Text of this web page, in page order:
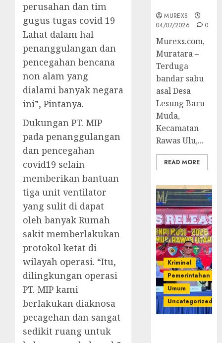
perusahan dan tim
gugus tugas covid 19
Lahat dalam hal
penanggulangan dan
pencegahan bencana
non alam yang
dialami banyak negara
ini”, Pintanya.
Dukungan PT. MIP
pada penanggulangan
dan pencegahan
covid19 selain
memberikan bantuan
tiga unit ventilator
yang sulit di dapat
oleh banyak Rumah
sakit memberlakukan
protokol ketat di
wilayah operasi. “Itu,
dilingkungan operasi
PT. MIP kami
berlakukan diaknosa
pecagehan dan sangat
sedikit ruang untuk
MUREXS
04/07/2026
0
Murexs.com,
Muratara –
Terduga
bandar sabu
asal Desa
Lesung Baru
Muda,
Kecamatan
Rawas Ulu,...
READ MORE
Kriminal
Pemerintahan
Umum
Uncategorized